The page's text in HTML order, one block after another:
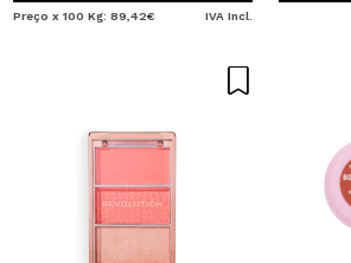
Preço x 100 Kg: 89,42€ IVA Incl.